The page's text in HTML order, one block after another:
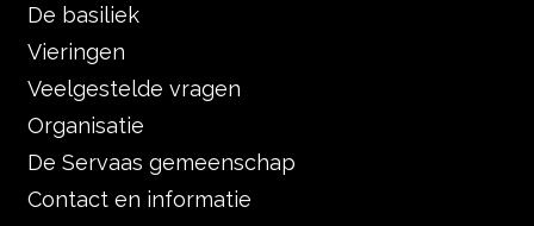
De basiliek
Vieringen
Veelgestelde vragen
Organisatie
De Servaas gemeenschap
Contact en informatie